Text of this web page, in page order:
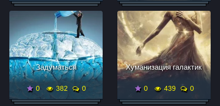
Задуматься
0 382 0
Xyмaнизaция гaлaктик
0 439 0